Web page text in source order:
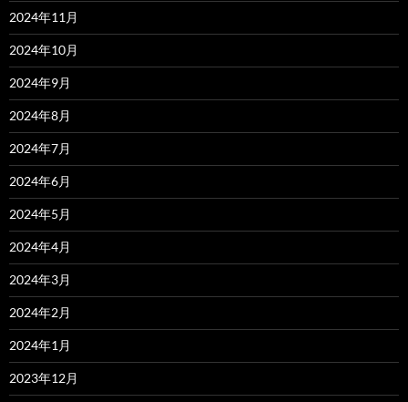
2024年11月
2024年10月
2024年9月
2024年8月
2024年7月
2024年6月
2024年5月
2024年4月
2024年3月
2024年2月
2024年1月
2023年12月